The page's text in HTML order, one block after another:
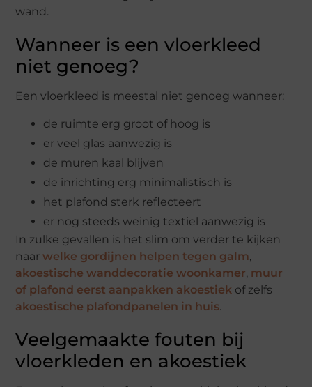
wand.
Wanneer is een vloerkleed
niet genoeg?
Een vloerkleed is meestal niet genoeg wanneer:
de ruimte erg groot of hoog is
er veel glas aanwezig is
de muren kaal blijven
de inrichting erg minimalistisch is
het plafond sterk reflecteert
er nog steeds weinig textiel aanwezig is
In zulke gevallen is het slim om verder te kijken
naarwelke gordijnen helpen tegen galm,
akoestische wanddecoratie woonkamer, muur
of plafond eerst aanpakken akoestiek of zelfs
akoestische plafondpanelen in huis.
Veelgemaakte fouten bij
vloerkleden en akoestiek